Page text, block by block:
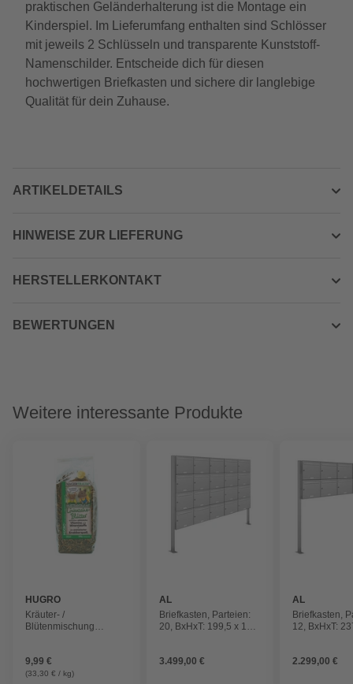
praktischen Geländerhalterung ist die Montage ein
Kinderspiel. Im Lieferumfang enthalten sind Schlösser
mit jeweils 2 Schlüsseln und transparente Kunststoff-
Namenschilder. Entscheide dich für diesen
hochwertigen Briefkasten und sichere dir langlebige
Qualität für dein Zuhause.
ARTIKELDETAILS
HINWEISE ZUR LIEFERUNG
HERSTELLERKONTAKT
BEWERTUNGEN
Weitere interessante Produkte
HUGRO
Kräuter- /
Blütenmischung
9,99 €
(33,30 € / kg)
AL
BRIEFKASTENSYSTEME
Briefkasten, Parteien:
20, BxHxT: 199,5 x 170
3.499,00 €
AL
Briefkasten,
12, BxHxT:
2.299,00 €